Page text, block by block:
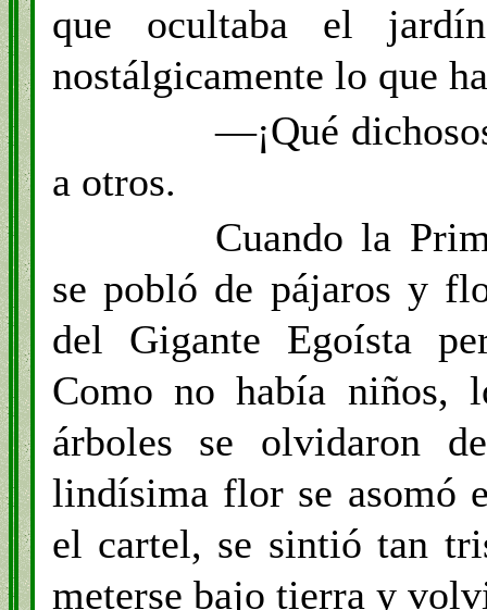
que ocultaba el
nostálgicamente lo que
—¡Qué
a otros.
Cuando la
se pobló de pájaros y
del Gigante Egoísta
Como no había niños,
árboles se olvidaron
lindísima flor se asomó
el cartel, se sintió tan
meterse bajo tierra y